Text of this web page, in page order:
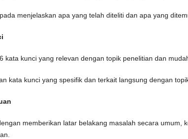
menjelaskan apa yang telah diteliti dan apa yang
kata kunci yang relevan dengan topik penelitian dan
kata kunci yang spesifik dan terkait langsung dengan
memberikan latar belakang masalah secara umum,